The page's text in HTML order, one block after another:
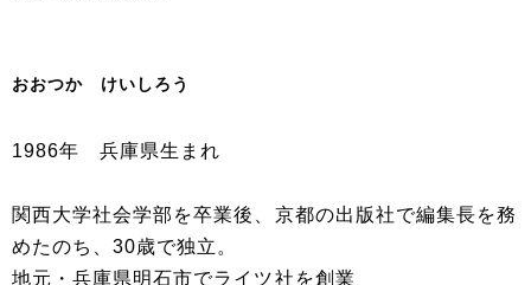
おおつか けいしろう
1986年 兵庫県生まれ
関西大学社会学部を卒業後、京都の出版社で編集長を務
めたのち、30歳で独立。
地元・兵庫県明石市でライツ社を創業